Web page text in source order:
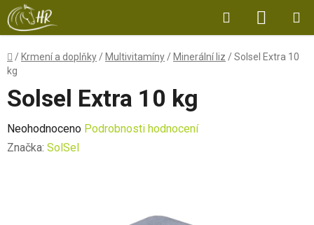
Přejít
na
obsah
Hledat
KOŠÍK
Domů
/ Krmení a doplňky / Multivitamíny / Minerální liz /Solsel Extra 10
kg
Solsel Extra 10 kg
Průměrné
hodnocení
Neohodnoceno Podrobnosti hodnocení
Značka: SolSel